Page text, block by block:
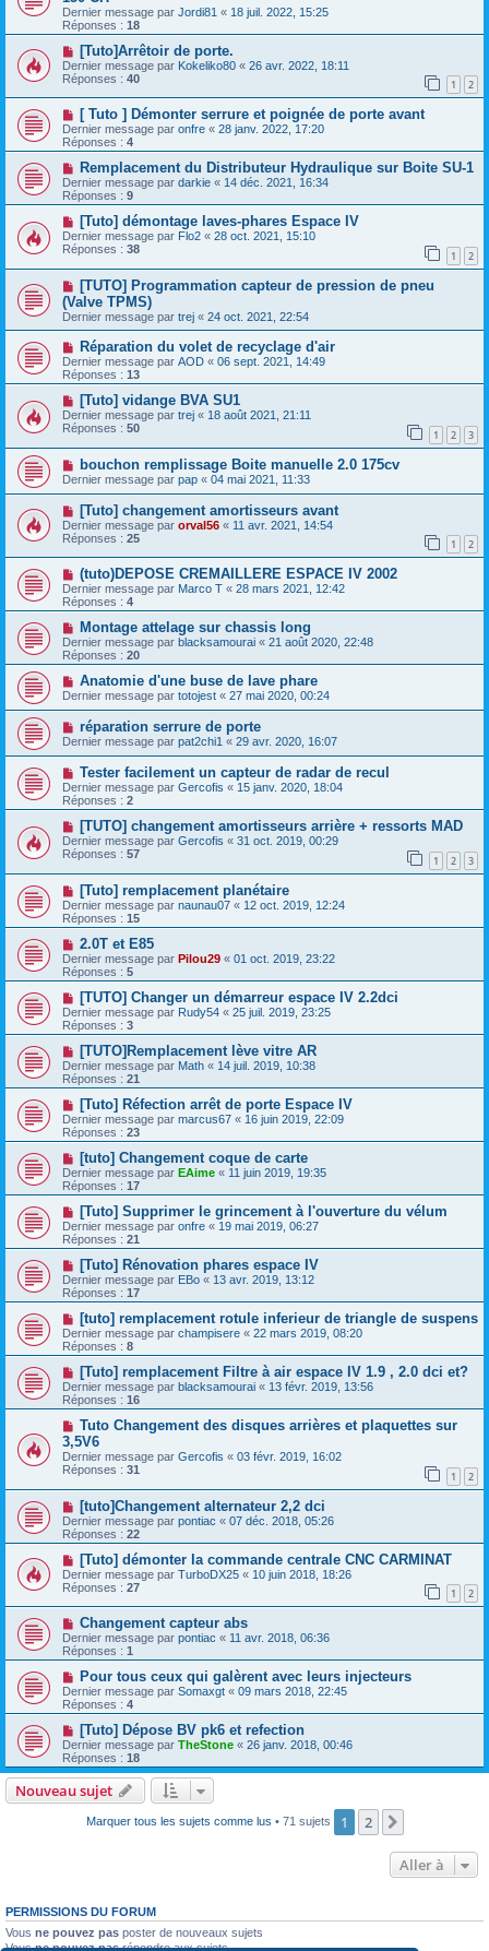
Dernier message par Jordi81 « 18 juil. 2022, 15:25
Réponses : 18
[Tuto]Arrêtoir de porte.
Dernier message par Kokeliko80 « 26 avr. 2022, 18:11
Réponses : 40 1 2
[ Tuto ] Démonter serrure et poignée de porte avant
Dernier message par onfre « 28 janv. 2022, 17:20
Réponses : 4
Remplacement du Distributeur Hydraulique sur Boite SU-1
Dernier message par darkie « 14 déc. 2021, 16:34
Réponses : 9
[Tuto] démontage laves-phares Espace IV
Dernier message par Flo2 « 28 oct. 2021, 15:10
Réponses : 38 1 2
[TUTO] Programmation capteur de pression de pneu
(Valve TPMS)
Dernier message par trej « 24 oct. 2021, 22:54
Réparation du volet de recyclage d'air
Dernier message par AOD « 06 sept. 2021, 14:49
Réponses : 13
[Tuto] vidange BVA SU1
Dernier message par trej « 18 août 2021, 21:11
Réponses : 50 1 2 3
bouchon remplissage Boite manuelle 2.0 175cv
Dernier message par pap « 04 mai 2021, 11:33
[Tuto] changement amortisseurs avant
Dernier message par orval56 « 11 avr. 2021, 14:54
Réponses : 25 1 2
(tuto)DEPOSE CREMAILLERE ESPACE IV 2002
Dernier message par Marco T « 28 mars 2021, 12:42
Réponses : 4
Montage attelage sur chassis long
Dernier message par blacksamourai « 21 août 2020, 22:48
Réponses : 20
Anatomie d'une buse de lave phare
Dernier message par totojest « 27 mai 2020, 00:24
réparation serrure de porte
Dernier message par pat2chi1 « 29 avr. 2020, 16:07
Tester facilement un capteur de radar de recul
Dernier message par Gercofis « 15 janv. 2020, 18:04
Réponses : 2
[TUTO] changement amortisseurs arrière + ressorts MAD
Dernier message par Gercofis « 31 oct. 2019, 00:29
Réponses : 57 1 2 3
[Tuto] remplacement planétaire
Dernier message par naunau07 « 12 oct. 2019, 12:24
Réponses : 15
2.0T et E85
Dernier message par Pilou29 « 01 oct. 2019, 23:22
Réponses : 5
[TUTO] Changer un démarreur espace IV 2.2dci
Dernier message par Rudy54 « 25 juil. 2019, 23:25
Réponses : 3
[TUTO]Remplacement lève vitre AR
Dernier message par Math « 14 juil. 2019, 10:38
Réponses : 21
[Tuto] Réfection arrêt de porte Espace IV
Dernier message par marcus67 « 16 juin 2019, 22:09
Réponses : 23
[tuto] Changement coque de carte
Dernier message par EAime « 11 juin 2019, 19:35
Réponses : 17
[Tuto] Supprimer le grincement à l'ouverture du vélum
Dernier message par onfre « 19 mai 2019, 06:27
Réponses : 21
[Tuto] Rénovation phares espace IV
Dernier message par EBo « 13 avr. 2019, 13:12
Réponses : 17
[tuto] remplacement rotule inferieur de triangle de suspens
Dernier message par champisere « 22 mars 2019, 08:20
Réponses : 8
[Tuto] remplacement Filtre à air espace IV 1.9 , 2.0 dci et?
Dernier message par blacksamourai « 13 févr. 2019, 13:56
Réponses : 16
Tuto Changement des disques arrières et plaquettes sur
3,5V6
Dernier message par Gercofis « 03 févr. 2019, 16:02
Réponses : 31 1 2
[tuto]Changement alternateur 2,2 dci
Dernier message par pontiac « 07 déc. 2018, 05:26
Réponses : 22
[Tuto] démonter la commande centrale CNC CARMINAT
Dernier message par TurboDX25 « 10 juin 2018, 18:26
Réponses : 27 1 2
Changement capteur abs
Dernier message par pontiac « 11 avr. 2018, 06:36
Réponses : 1
Pour tous ceux qui galèrent avec leurs injecteurs
Dernier message par Somaxgt « 09 mars 2018, 22:45
Réponses : 4
[Tuto] Dépose BV pk6 et refection
Dernier message par TheStone « 26 janv. 2018, 00:46
Réponses : 18
Nouveau sujet
Marquer tous les sujets comme lus • 71 sujets 1 2
Aller à
PERMISSIONS DU FORUM
Vous ne pouvez pas poster de nouveaux sujets
Vousne pouvez pasrépondre aux sujets